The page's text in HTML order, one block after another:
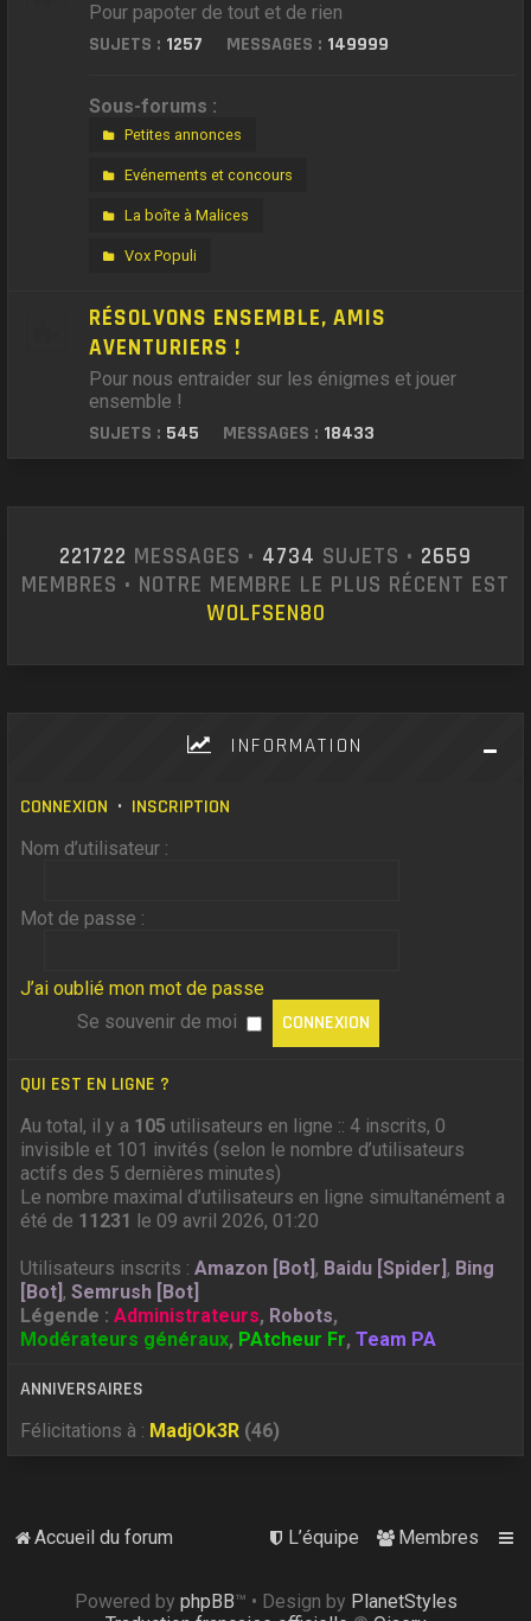
Pour papoter de tout et de rien
SUJETS : 1257 MESSAGES : 149999
Sous-forums :
Petites annonces
Evénements et concours
La boîte à Malices
Vox Populi
RÉSOLVONS ENSEMBLE, AMIS
AVENTURIERS !
Pour nous entraider sur les énigmes et jouer
ensemble !
SUJETS : 545 MESSAGES : 18433
221722 MESSAGES • 4734 SUJETS • 2659
MEMBRES • NOTRE MEMBRE LE PLUS RÉCENT EST
WOLFSEN80
INFORMATION
CONNEXION • INSCRIPTION
Nom d’utilisateur :
Mot de passe :
J’ai oublié mon mot de passe
Se souvenir de moi
QUI EST EN LIGNE ?
Au total, il y a 105 utilisateurs en ligne :: 4 inscrits, 0
invisible et 101 invités (selon le nombre d’utilisateurs
actifs des 5 dernières minutes)
Le nombre maximal d’utilisateurs en ligne simultanément a
été de 11231 le 09 avril 2026, 01:20
Utilisateurs inscrits :Amazon [Bot], Baidu [Spider], Bing
[Bot],Semrush [Bot]
Légende :Administrateurs, Robots,
Modérateurs généraux, PAtcheur Fr,Team PA
ANNIVERSAIRES
Félicitations à : MadjOk3R (46)
Accueil du forum Membres
L’équipe
Powered by phpBB™ • Design by PlanetStyles